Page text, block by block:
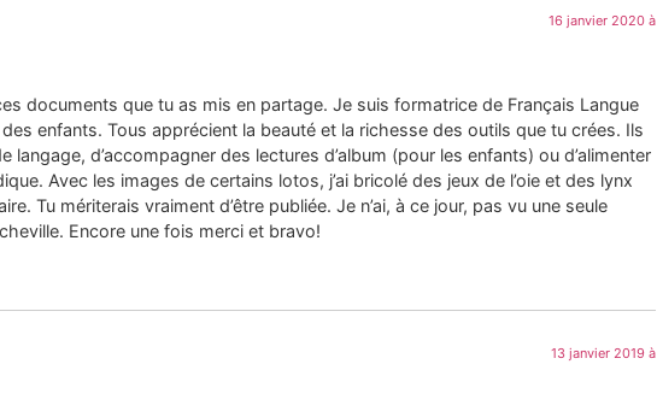
16 janvier 2020 à
documents que tu as mis en partage. Je suis formatrice de Français Langue
des enfants. Tous apprécient la beauté et la richesse des outils que tu crées. Ils
d’accompagner des lectures d’album (pour les enfants) ou d’alimenter
Avec les images de certains lotos, j’ai bricolé des jeux de l’oie et des lynx
Tu mériterais vraiment d’être publiée. Je n’ai, à ce jour, pas vu une seule
Encore une fois merci et bravo!
13 janvier 2019 à